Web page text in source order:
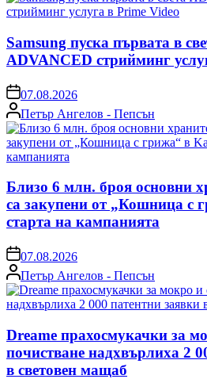
Samsung пуска първата в
ADVANCED стрийминг
on07.08.2026
Posted
by
Петър Ангелов - Пепсън
Близо 6 млн. броя основни
са закупени от „Кошница с
старта на кампанията
on07.08.2026
Posted
by
Петър Ангелов - Пепсън
Dreame прахосмукачки за
почистване надхвърлиха 2
в световен мащаб